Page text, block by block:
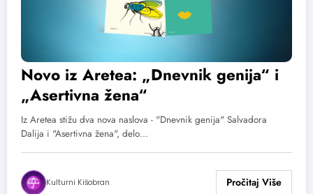
Novo iz Aretea: „Dnevnik genija“ i
„Asertivna žena“
Iz Aretea stižu dva nova naslova - "Dnevnik genija" Salvadora
Dalija i "Asertivna žena", delo…
Kulturni Kišobran